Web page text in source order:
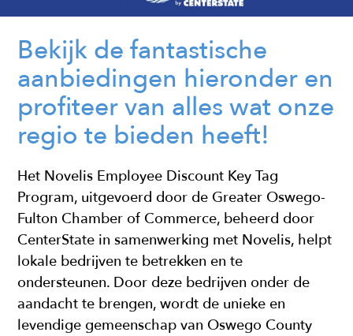
Bekijk de fantastische
aanbiedingen hieronder en
profiteer van alles wat onze
regio te bieden heeft!
Het Novelis Employee Discount Key Tag
Program, uitgevoerd door de Greater Oswego-
Fulton Chamber of Commerce, beheerd door
CenterState in samenwerking met Novelis, helpt
lokale bedrijven te betrekken en te
ondersteunen. Door deze bedrijven onder de
aandacht te brengen, wordt de unieke en
levendige gemeenschap van Oswego County